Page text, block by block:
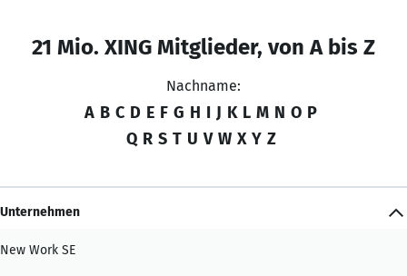
21 Mio. XING Mitglieder, von A bis Z
Nachname:
A B C D E F G H I J K L M N O P
Q R S T U V W X Y Z
Unternehmen
New Work SE